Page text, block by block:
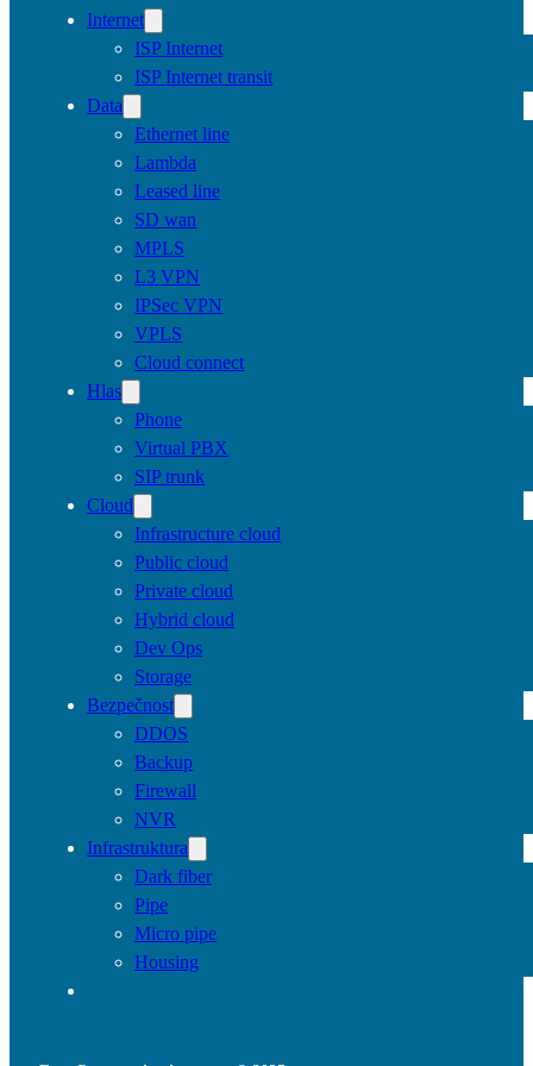
Internet
ISP Internet
ISP Internet transit
Data
Ethernet line
Lambda
Leased line
SD wan
MPLS
L3 VPN
IPSec VPN
VPLS
Cloud connect
Hlas
Phone
Virtual PBX
SIP trunk
Cloud
Infrastructure cloud
Public cloud
Private cloud
Hybrid cloud
Dev Ops
Storage
Bezpečnost
DDOS
Backup
Firewall
NVR
Infrastruktura
Dark fiber
Pipe
Micro pipe
Housing